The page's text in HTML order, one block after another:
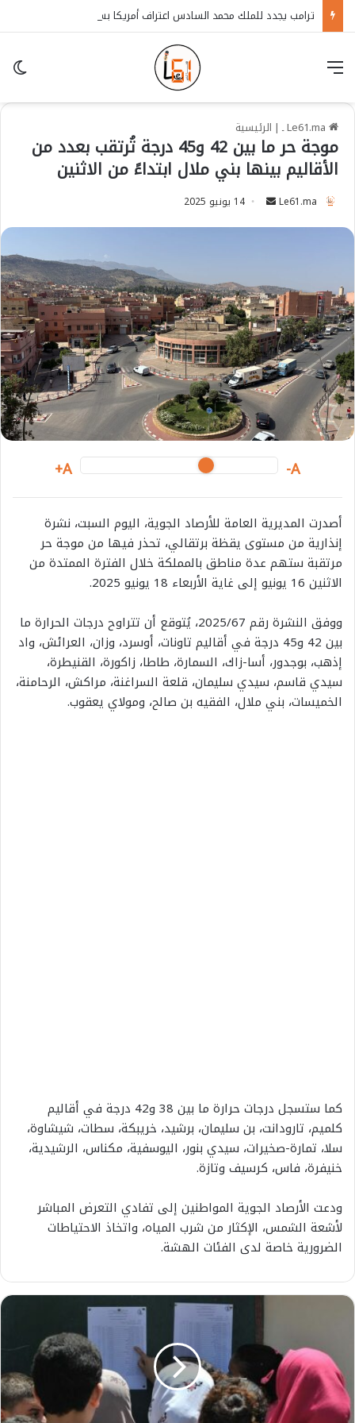
| الرئيسية
موجة حر ما بين 42 و45 درجة تُرتقب بعدد من
الأقاليم بينها بني ملال ابتداءً من الاثنين
Le61.ma
n
e
m
a
i
l
14 يونيو 2025
A-
A+
أصدرت المديرية العامة للأرصاد الجوية، اليوم السبت، نشرة
إنذارية من مستوى يقظة برتقالي، تحذر فيها من موجة حر
مرتقبة ستهم عدة مناطق بالمملكة خلال الفترة الممتدة من
الاثنين 16 يونيو إلى غاية الأربعاء 18 يونيو 2025.
ووفق النشرة رقم 2025/67، يُتوقع أن تتراوح درجات الحرارة ما
بين 42 و45 درجة في أقاليم تاونات، أوسرد، وزان، العرائش، واد
إذهب، بوجدور، أسا-زاك، السمارة، طاطا، زاكورة، القنيطرة،
سيدي قاسم، سيدي سليمان، قلعة السراغنة، مراكش، الرحامنة،
الخميسات، بني ملال، الفقيه بن صالح، ومولاي يعقوب.
كما ستسجل درجات حرارة ما بين 38 و42 درجة في أقاليم
كلميم، تارودانت، بن سليمان، برشيد، خريبكة، سطات، شيشاوة،
سلا، تمارة-صخيرات، سيدي بنور، اليوسفية، مكناس، الرشيدية،
خنيفرة، فاس، كرسيف وتازة.
ودعت الأرصاد الجوية المواطنين إلى تفادي التعرض المباشر
لأشعة الشمس، الإكثار من شرب المياه، واتخاذ الاحتياطات
الضرورية خاصة لدى الفئات الهشة.
أ
ن
2